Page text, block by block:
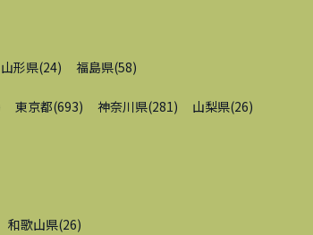
山形県(24) 福島県(58)
東京都(693) 神奈川県(281) 山梨県(26)
和歌山県(26)